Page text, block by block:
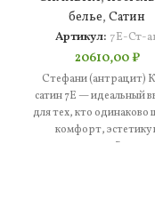
белье, Сатин
Артикул: 7Е-Ст-
20610,00₽
Стефани (антрацит)
сатин 7Е — идеальный
для тех, кто одинаково
комфорт, эстетику
практичность. В